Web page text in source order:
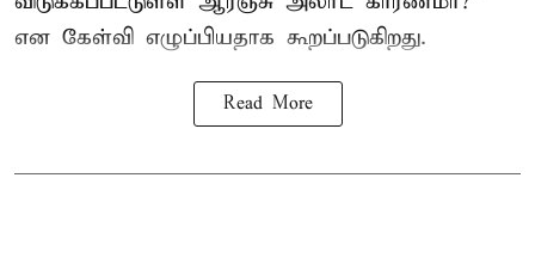
என கேள்வி எழுப்பியதாக கூறப்படுகிறது.
Read More